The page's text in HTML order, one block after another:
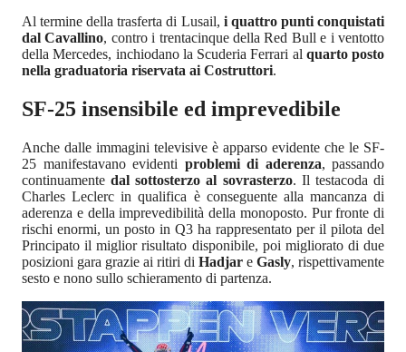
Al termine della trasferta di Lusail, i quattro punti conquistati
dal Cavallino, contro i trentacinque della Red Bull e i ventotto
della Mercedes, inchiodano la Scuderia Ferrari al quarto posto
nella graduatoria riservata ai Costruttori.
SF-25 insensibile ed imprevedibile
Anche dalle immagini televisive è apparso evidente che le SF-
25 manifestavano evidenti problemi di aderenza, passando
continuamente dal sottosterzo al sovrasterzo. Il testacoda di
Charles Leclerc in qualifica è conseguente alla mancanza di
aderenza e della imprevedibilità della monoposto. Pur fronte di
rischi enormi, un posto in Q3 ha rappresentato per il pilota del
Principato il miglior risultato disponibile, poi migliorato di due
posizioni gara grazie ai ritiri di Hadjar e Gasly, rispettivamente
sesto e nono sullo schieramento di partenza.